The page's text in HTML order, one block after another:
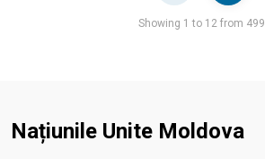
Showing 1 to 12 from 499
Națiunile Unite Moldova